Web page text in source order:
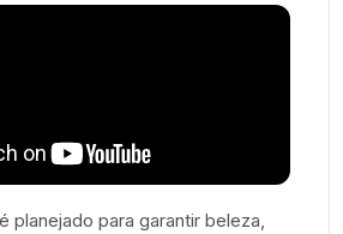
planejado para garantir beleza,